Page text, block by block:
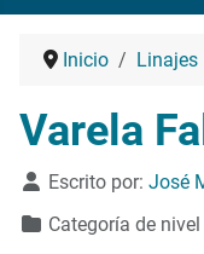
Inicio Linajes
Varela
Detalles
Escrito por: José
Categoría de